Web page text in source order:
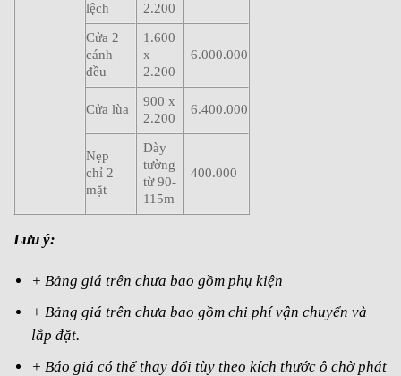
lệch
2.200
Cửa 2
cánh
đều
1.600
x
2.200
6.000.000
Cửa lùa
900 x
2.200
6.400.000
Nẹp
chỉ 2
mặt
Dày
tường
từ 90-
115m
400.000
Lưu ý:
+ Bảng giá trên chưa bao gồm phụ kiện
+ Bảng giá trên chưa bao gồm chi phí vận chuyển và
lắp đặt.
+ Báo giá có thể thay đổi tùy theo kích thước ô chờ phát